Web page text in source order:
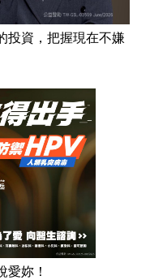
投資，把握現在不嫌
愛妳！